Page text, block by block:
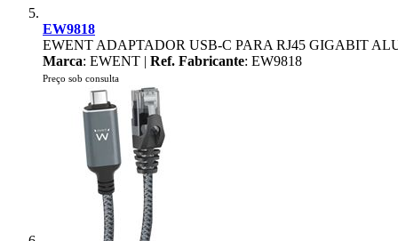
EW9818
EWENT ADAPTADOR USB-C PARA RJ45 GIGABIT
Marca: EWENT | Ref. Fabricante: EW9818
Preço sob consulta